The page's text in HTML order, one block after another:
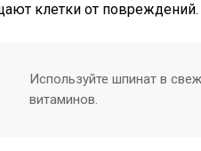
клетки от повреждений.
Используйте шпинат в
витаминов.